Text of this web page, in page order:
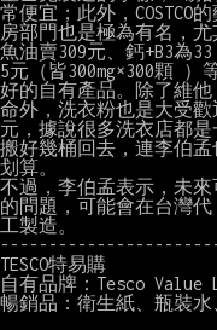
常便宜；此外，COSTCO
房部門也是極為有名，
魚油賣309元、鈣+B3為33
5元（皆300mg×300顆
好的自有產品。除了維他
命外，洗衣粉也是大受
元，據說很多洗衣店都是
搬好幾桶回去，連李伯
划算。
不過，李伯孟表示，未
的問題，可能會在台灣代
工製造。
TESCO特易購
自有品牌：Tesco Value
暢銷品：衛生紙、瓶裝水